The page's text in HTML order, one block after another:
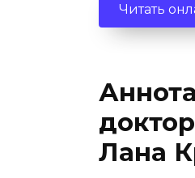
Читать
Лана